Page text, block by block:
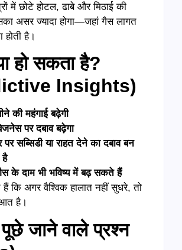
में छोटे होटल, ढाबे और मिठाई की
असर ज्यादा होगा—जहां गैस लागत
होती है।
हो सकता है?
Insights)
की महंगाई बढ़ेगी
पर दबाव बढ़ेगा
पर सब्सिडी या राहत देने का दबाव बन
के दाम भी भविष्य में बढ़ सकते हैं
हैं कि अगर वैश्विक हालात नहीं सुधरे, तो
है।
जाने वाले प्रश्न